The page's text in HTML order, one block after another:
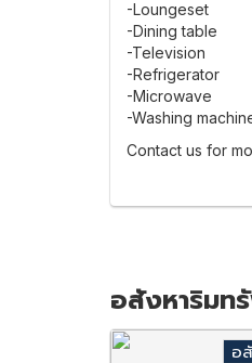
-Loungeset
-Dining table
-Television
-Refrigerator
-Microwave
-Washing
Contact us for
อสังหาริมท
อ